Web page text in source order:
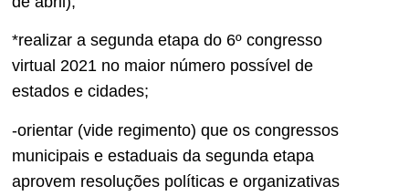
*realizar a segunda etapa do 6º congresso
virtual 2021 no maior número possível de
estados e cidades;
-orientar (vide regimento) que os congressos
municipais e estaduais da segunda etapa
aprovem resoluções políticas e organizativas